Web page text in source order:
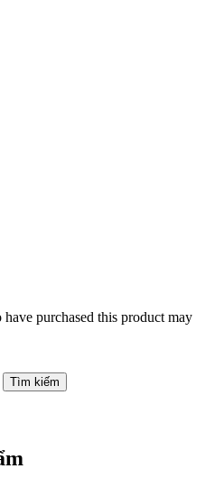
purchased this product may
Tìm kiếm